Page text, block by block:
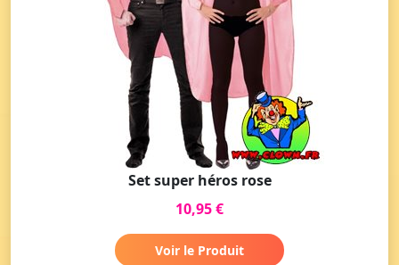
Set super héros rose
10,95 €
Voir le Produit